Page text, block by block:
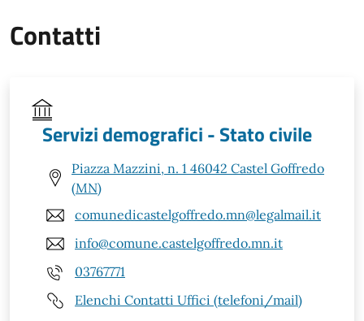
Contatti
Servizi demografici - Stato civile
Piazza Mazzini, n. 1 46042 Castel Goffredo
(MN)
comunedicastelgoffredo.mn@legalmail.it
info@comune.castelgoffredo.mn.it
03767771
Elenchi Contatti Uffici (telefoni/mail)